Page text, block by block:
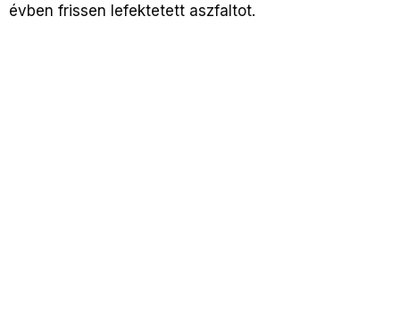
évben frissen lefektetett aszfaltot.